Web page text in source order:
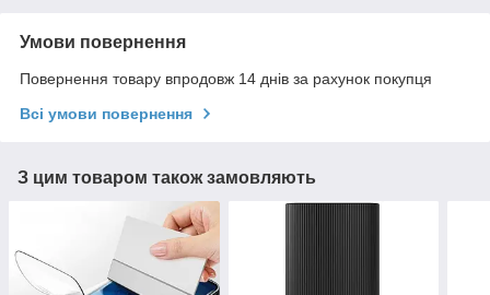
Умови повернення
Повернення товару впродовж 14 днів за рахунок покупця
Всі умови повернення
З цим товаром також замовляють